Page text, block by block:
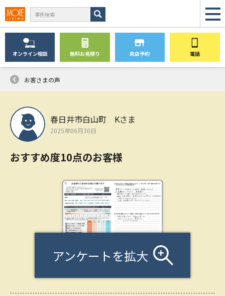
オンライン相談 無料お見積り 来店予約 電話
お客さまの声
春日井市白山町 Kさま
2025年06月30日
おすすめ度10点のお客様
アンケートを拡大